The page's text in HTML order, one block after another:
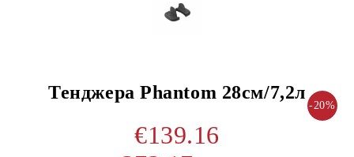
Тенджера Phantom 28см/7,2л
-20%
€139.16